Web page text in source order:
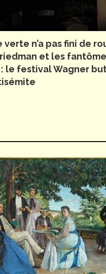
verte n’a pas fini de
et les
le festival Wagner